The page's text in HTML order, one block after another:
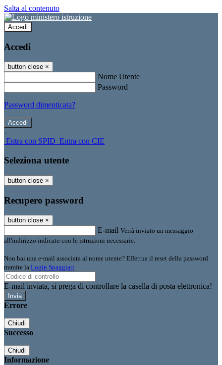
Salta al contenuto
Accedi
Accedi
button close ×
Nome Utente
Password
Password dimenticata?
-
Entra con SPID Entra con CIE
Seleziona utente
button close ×
Recupero password
button close ×
E-mail Verrà inviato un messaggio
all'indirizzo indicato con le istruzioni necessarie.
Non hai una e-mail associata al nome utente? Effettua il reset della password
tramite la Login Spaggiari
E-mail inviata, si prega di controllare la casella di posta elettronica!
Errore
Chiudi
Successo
Chiudi
Informazione